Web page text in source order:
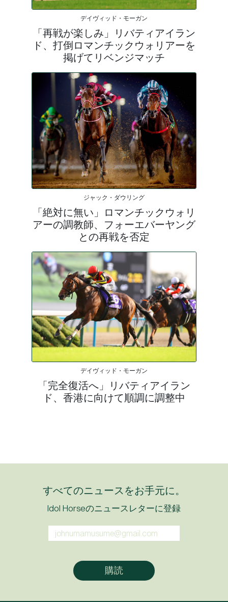
デイヴィッド・モーガン
「再戦が楽しみ」リバティアイラン
ド、打倒ロマンチックウォリアーを
掲げてリベンジマッチ
ジャック・ダウリング
「絶対に無い」ロマンチックウォリ
アーの調教師、フォーエバーヤング
との再戦を否定
デイヴィッド・モーガン
「完全復活へ」リバティアイラン
ド、香港に向けて順調に調整中
すべてのニュースをお手元に。
Idol Horseのニュースレターに登録